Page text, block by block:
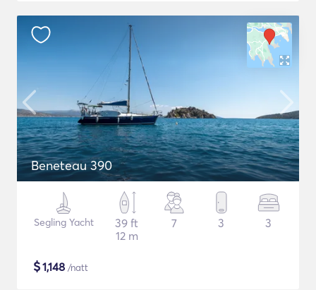
Beneteau 390
Segling Yacht
39 ft
12 m
7 3 3
$1,148 /natt